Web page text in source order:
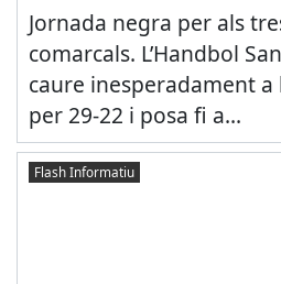
Jornada negra per als
comarcals. L’Handbol
caure inesperadament a
per 29-22 i posa fi a...
Flash Informatiu